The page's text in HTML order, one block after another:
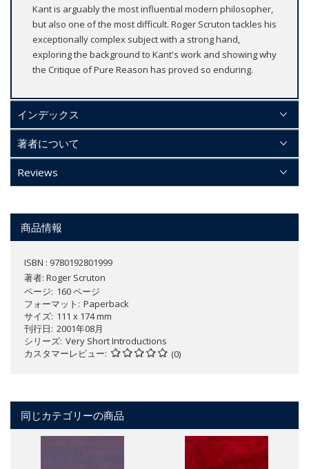
Kant is arguably the most influential modern philosopher,
but also one of the most difficult. Roger Scruton tackles his
exceptionally complex subject with a strong hand,
exploring the background to Kant's work and showing why
the Critique of Pure Reason has proved so enduring.
インデックス
著者について
Reviews
商品情報
ISBN : 9780192801999
著者: Roger Scruton
ページ 160 ページ
フォーマット
Paperback
サイズ 111 x 174 mm
刊行日 2001年08月
シリーズ Very Short Introductions
カスタマーレビュー
(0)
同じカテゴリーの商品